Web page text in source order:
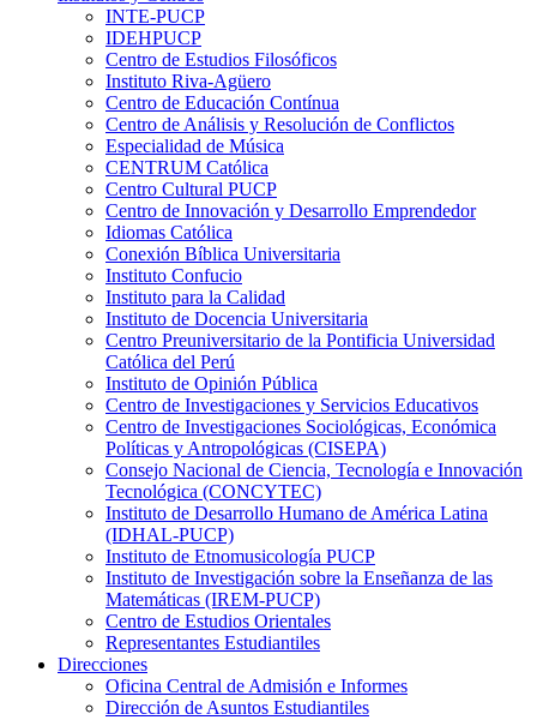
INTE-PUCP
IDEHPUCP
Centro de Estudios Filosóficos
Instituto Riva-Agüero
Centro de Educación Contínua
Centro de Análisis y Resolución de Conflictos
Especialidad de Música
CENTRUM Católica
Centro Cultural PUCP
Centro de Innovación y Desarrollo Emprendedor
Idiomas Católica
Conexión Bíblica Universitaria
Instituto Confucio
Instituto para la Calidad
Instituto de Docencia Universitaria
Centro Preuniversitario de la Pontificia Universidad
Católica del Perú
Instituto de Opinión Pública
Centro de Investigaciones y Servicios Educativos
Centro de Investigaciones Sociológicas, Económica
Políticas y Antropológicas (CISEPA)
Consejo Nacional de Ciencia, Tecnología e Innovación
Tecnológica (CONCYTEC)
Instituto de Desarrollo Humano de América Latina
(IDHAL-PUCP)
Instituto de Etnomusicología PUCP
Instituto de Investigación sobre la Enseñanza de las
Matemáticas (IREM-PUCP)
Centro de Estudios Orientales
Representantes Estudiantiles
Direcciones
Oficina Central de Admisión e Informes
Dirección de Asuntos Estudiantiles